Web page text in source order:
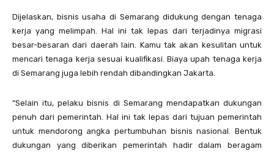
Dijelaskan, bisnis usaha di Semarang didukung dengan tenaga
kerja yang melimpah. Hal ini tak lepas dari terjadinya migrasi
besar-besaran dari daerah lain. Kamu tak akan kesulitan untuk
mencari tenaga kerja sesuai kualifikasi. Biaya upah tenaga kerja
di Semarang juga lebih rendah dibandingkan Jakarta.
“Selain itu, pelaku bisnis di Semarang mendapatkan dukungan
penuh dari pemerintah. Hal ini tak lepas dari tujuan pemerintah
untuk mendorong angka pertumbuhan bisnis nasional. Bentuk
dukungan yang diberikan pemerintah hadir dalam beragam